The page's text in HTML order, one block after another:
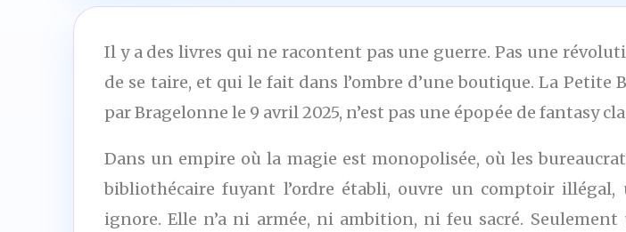
Il y a des livres qui ne racontent pas une guerre. Pas une
de se taire, et qui le fait dans l’ombre d’une boutique. La
par Bragelonne le 9 avril 2025, n’est pas une épopée de fantasy
Dans un empire où la magie est monopolisée, où les
bibliothécaire fuyant l’ordre établi, ouvre un comptoir
ignore. Elle n’a ni armée, ni ambition, ni feu sacré.